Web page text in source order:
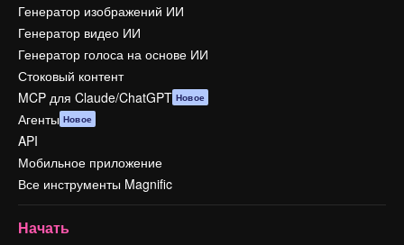
Генератор изображений ИИ
Генератор видео ИИ
Генератор голоса на основе ИИ
Стоковый контент
MCP для Claude/ChatGPT Новое
Агенты Новое
API
Мобильное приложение
Все инструменты Magnific
Начать